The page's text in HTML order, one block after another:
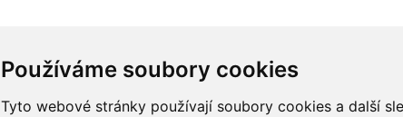
Používáme soubory cookies
Tyto webové stránky používají soubory cookies a další